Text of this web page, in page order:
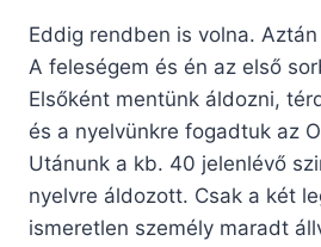
Eddig rendben is volna.
A feleségem és én az első
Elsőként mentünk áldozni,
és a nyelvünkre fogadtuk az
Utánunk a kb. 40 jelenlévő
nyelvre áldozott. Csak a két
ismeretlen személy maradt